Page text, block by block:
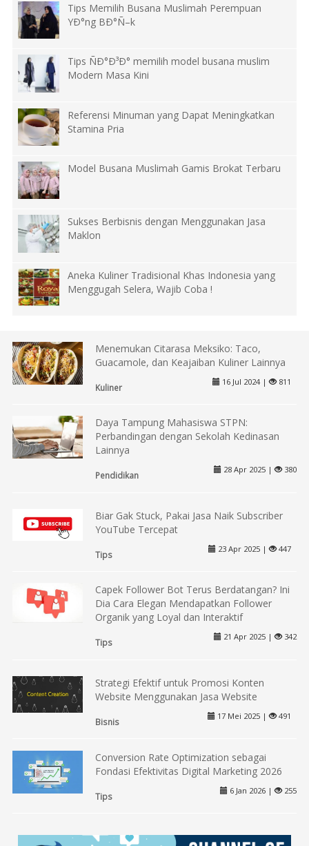
Tips Memilih Busana Muslimah Perempuan
YÐ°ng BÐ°Ñ–k
Tips ÑÐ°Ð³Ð° memilih model busana muslim
Modern Masa Kini
Referensi Minuman yang Dapat Meningkatkan
Stamina Pria
Model Busana Muslimah Gamis Brokat Terbaru
Sukses Berbisnis dengan Menggunakan Jasa
Maklon
Aneka Kuliner Tradisional Khas Indonesia yang
Menggugah Selera, Wajib Coba !
Menemukan Citarasa Meksiko: Taco,
Guacamole, dan Keajaiban Kuliner Lainnya
Kuliner
16 Jul 2024 | 811
Daya Tampung Mahasiswa STPN:
Perbandingan dengan Sekolah Kedinasan
Lainnya
Pendidikan
28 Apr 2025 | 380
Biar Gak Stuck, Pakai Jasa Naik Subscriber
YouTube Tercepat
Tips
23 Apr 2025 | 447
Capek Follower Bot Terus Berdatangan? Ini
Dia Cara Elegan Mendapatkan Follower
Organik yang Loyal dan Interaktif
Tips
21 Apr 2025 | 342
Strategi Efektif untuk Promosi Konten
Website Menggunakan Jasa Website
Bisnis
17 Mei 2025 | 491
Conversion Rate Optimization sebagai
Fondasi Efektivitas Digital Marketing 2026
Tips
6 Jan 2026 | 255